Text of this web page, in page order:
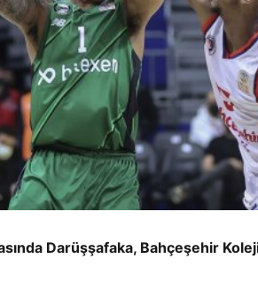
Darüşşafaka, Bahçeşehir